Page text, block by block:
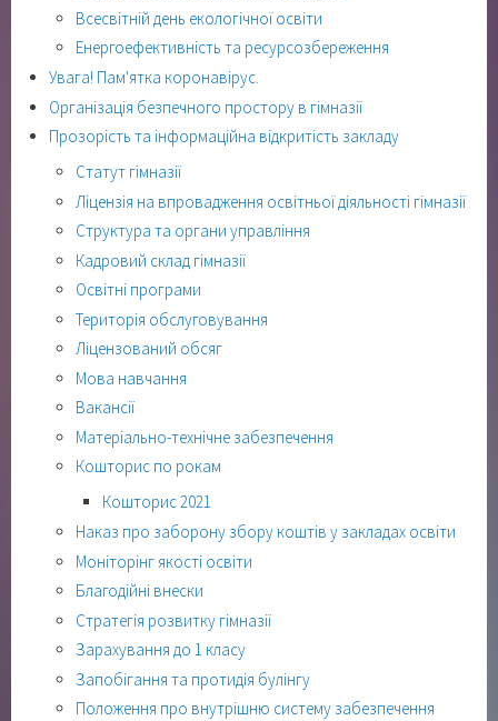
Всесвітній день екологічної освіти
Енергоефективність та ресурсозбереження
Увага! Пам'ятка коронавірус.
Організація безпечного простору в гімназії
Прозорість та інформаційна відкритість закладу
Статут гімназії
Ліцензія на впровадження освітньої діяльності гімназії
Структура та органи управління
Кадровий склад гімназії
Освітні програми
Територія обслуговування
Ліцензований обсяг
Мова навчання
Вакансії
Матеріально-технічне забезпечення
Кошторис по рокам
Кошторис 2021
Наказ про заборону збору коштів у закладах освіти
Моніторінг якості освіти
Благодійні внески
Стратегія розвитку гімназії
Зарахування до 1 класу
Запобігання та протидія булінгу
Положення про внутрішню систему забезпечення